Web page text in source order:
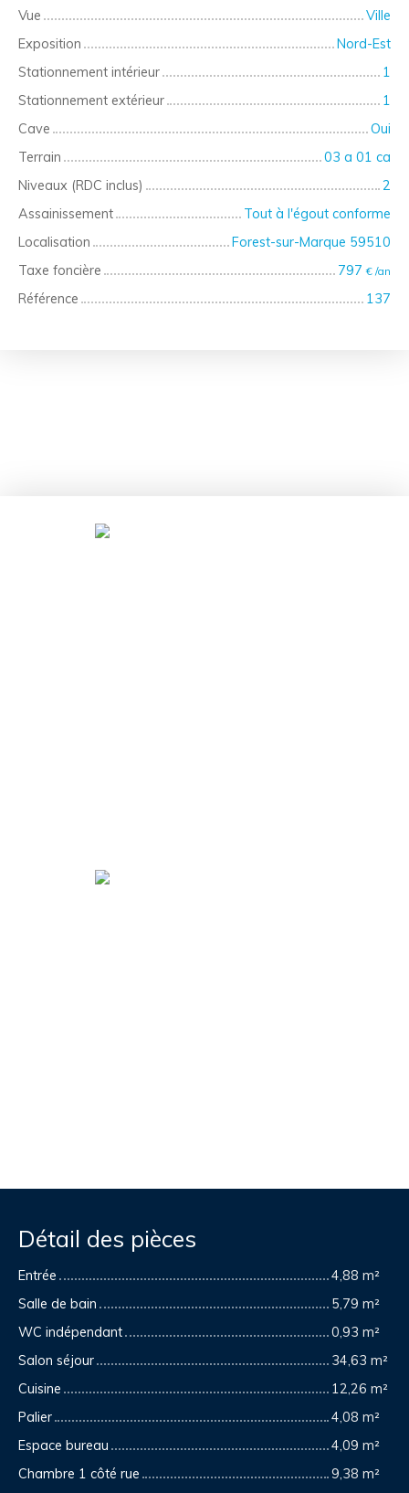
Vue
Ville
Exposition
Nord-Est
Stationnement intérieur
1
Stationnement extérieur
1
Cave
Oui
Terrain
03 a 01 ca
Niveaux (RDC inclus)
2
Assainissement
Tout à l'égout conforme
Localisation
Forest-sur-Marque 59510
Taxe foncière
797€ /an
Référence 137
Détail des pièces
Entrée
4,88 m²
Salle de bain
5,79 m²
WC indépendant
0,93 m²
Salon séjour
34,63 m²
Cuisine
12,26 m²
Palier
4,08 m²
Espace bureau
4,09 m²
Chambre 1 côté rue
9,38 m²